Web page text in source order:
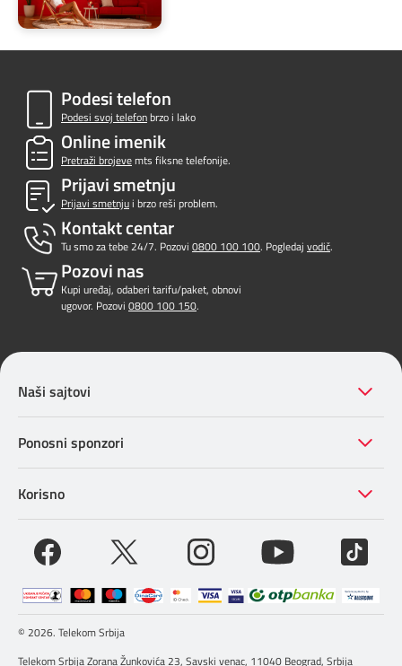
Podesi telefon
Podesi svoj telefonbrzo i lako
Online imenik
Pretraži brojevemts fiksne telefonije.
Prijavi smetnju
Prijavi smetnjui brzo reši problem.
Kontakt centar
Tu smo za tebe 24/7. Pozovi 0800 100 100. Pogledaj vodič.
Pozovi nas
Kupi uređaj, odaberi tarifu/paket, obnovi
ugovor. Pozovi 0800 100 150.
Naši sajtovi
Ponosni sponzori
Korisno
© 2026. Telekom Srbija
Telekom Srbija Zorana Žunkovića 23, Savski venac, 11040 Beograd, Srbija